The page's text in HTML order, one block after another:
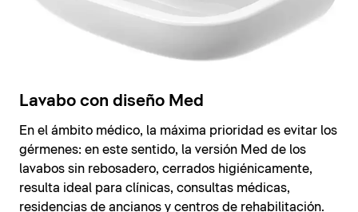
Lavabo con diseño Med
En el ámbito médico, la máxima prioridad es evitar los
gérmenes: en este sentido, la versión Med de los
lavabos sin rebosadero, cerrados higiénicamente,
resulta ideal para clínicas, consultas médicas,
residencias de ancianos y centros de rehabilitación.